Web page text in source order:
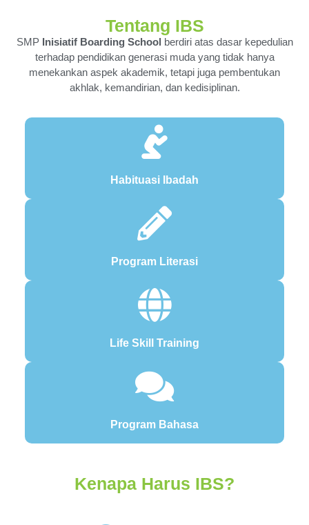
Tentang IBS
SMP Inisiatif Boarding School berdiri atas dasar kepedulian
terhadap pendidikan generasi muda yang tidak hanya
menekankan aspek akademik, tetapi juga pembentukan
akhlak, kemandirian, dan kedisiplinan.
Habituasi Ibadah
Program Literasi
Life Skill Training
Program Bahasa
Kenapa Harus IBS?